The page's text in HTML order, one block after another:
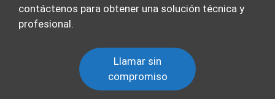
contáctenos para obtener una solución técnica y
profesional.
Llamar sin
compromiso